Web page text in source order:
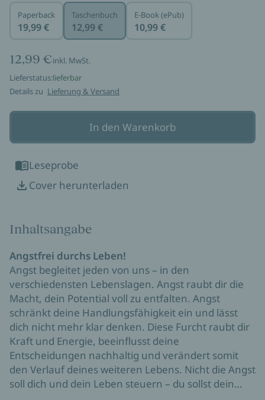
Paperback
19,99 €
Taschenbuch
12,99 €
E-Book (ePub)
10,99 €
12,99 €inkl. MwSt.
Lieferstatus:lieferbar
Details zu Lieferung & Versand
In den Warenkorb
Leseprobe
Cover herunterladen
Inhaltsangabe
Angstfrei durchs Leben!
Angst begleitet jeden von uns – in den
verschiedensten Lebenslagen. Angst raubt dir die
Macht, dein Potential voll zu entfalten. Angst
schränkt deine Handlungsfähigkeit ein und lässt
dich nicht mehr klar denken. Diese Furcht raubt dir
Kraft und Energie, beeinflusst deine
Entscheidungen nachhaltig und verändert somit
den Verlauf deines weiteren Lebens. Nicht die Angst
soll dich und dein Leben steuern – du sollst dein